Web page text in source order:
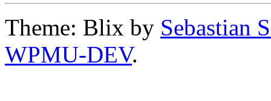
Theme: Blix by Sebastian
WPMU-DEV.